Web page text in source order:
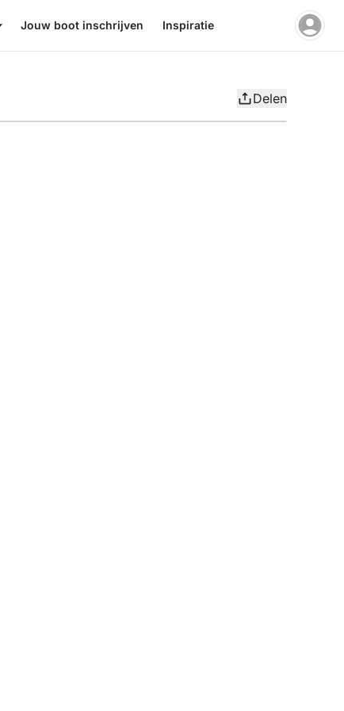
Jouw boot inschrijven Inspiratie
Delen